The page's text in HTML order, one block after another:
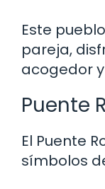
Este
pareja,
acogedor
Puente
El Puente
símbolos